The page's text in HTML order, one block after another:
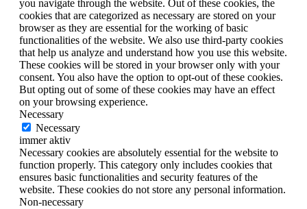
you navigate through the website. Out of these cookies, the
cookies that are categorized as necessary are stored on your
browser as they are essential for the working of basic
functionalities of the website. We also use third-party cookies
that help us analyze and understand how you use this website.
These cookies will be stored in your browser only with your
consent. You also have the option to opt-out of these cookies.
But opting out of some of these cookies may have an effect
on your browsing experience.
Necessary
Necessary
immer aktiv
Necessary cookies are absolutely essential for the website to
function properly. This category only includes cookies that
ensures basic functionalities and security features of the
website. These cookies do not store any personal information.
Non-necessary